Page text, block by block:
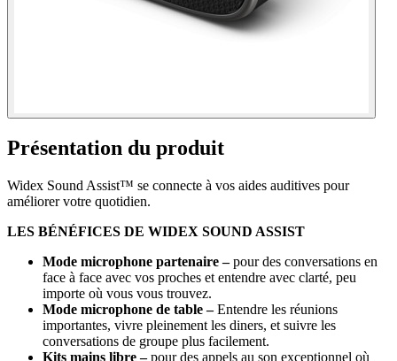
Présentation du produit
Widex Sound Assist™ se connecte à vos aides auditives pour
améliorer votre quotidien.
LES BÉNÉFICES DE WIDEX SOUND ASSIST
Mode microphone partenaire –pour des conversations en
face à face avec vos proches et entendre avec clarté, peu
importe où vous vous trouvez.
Mode microphone de table –Entendre les réunions
importantes, vivre pleinement les diners, et suivre les
conversations de groupe plus facilement.
Kits mains libre –pour des appels au son exceptionnel où